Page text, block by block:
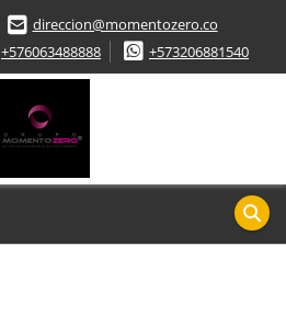
direccion@momentozero.co
+576063488888
+573206881540